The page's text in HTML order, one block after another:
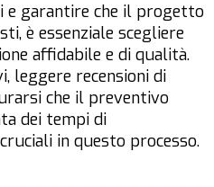
e garantire che il progetto
è essenziale scegliere
affidabile e di qualità.
leggere recensioni di
che il preventivo
dei tempi di
in questo processo.